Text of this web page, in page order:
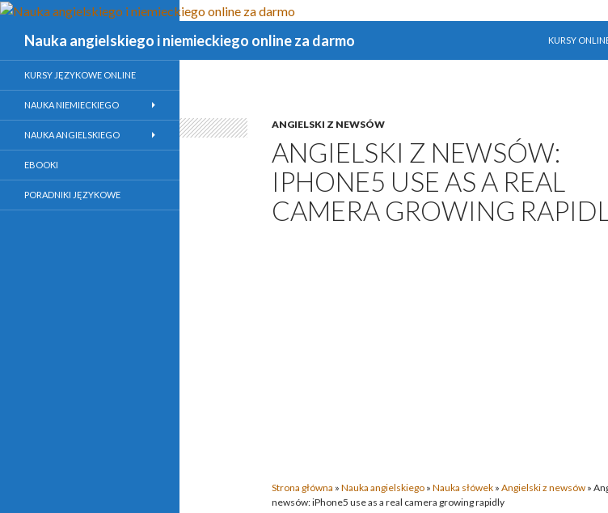
Nauka angielskiego i niemieckiego online za darmo
KURSY
ANGIELSKI Z NEWSÓW
ANGIELSKI Z NEWSÓW:
IPHONE5 USE AS A REAL
CAMERA GROWING
Strona główna » Nauka angielskiego » Nauka słówek » Angielski z newsów »
newsów: iPhone5 use as a real camera growing rapidly
KURSY JĘZYKOWE ONLINE
NAUKA NIEMIECKIEGO
NAUKA ANGIELSKIEGO
EBOOKI
PORADNIKI JĘZYKOWE